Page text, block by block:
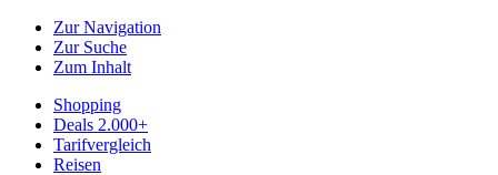
Zur Navigation
Zur Suche
Zum Inhalt
Shopping
Deals 2.000+
Tarifvergleich
Reisen